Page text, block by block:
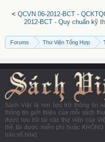
< QCVN 06-2012-BCT -
2012-BCT - Quy chuẩn kỹ
Forums Thư Viện Tổng Hợp
Sách Việt là nơi lưu trữ thông tin
thông tin giới thiệu của mỗi sách
được lưu trữ tại các thư viện của
thể tải được miễn phí hoặc
bản số hóa).